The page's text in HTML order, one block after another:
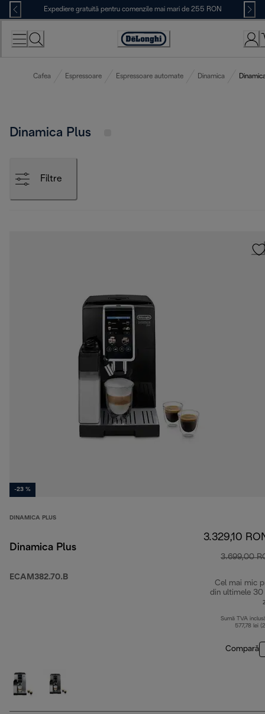
Skip
to
Content
Expediere gratuită pentru comenzile mai mari de 255 RON
Accessibility
Cafea Espressoare Espressoare automate Dinamica
Dinamica Plus
Filtre
-23 %
DINAMICA PLUS
Dinamica Plus
ECAM382.70.B
3.329,10
3.699,00
Cel mai mic
din ultimele 30
Sumă TVA
577,78 lei
Compară